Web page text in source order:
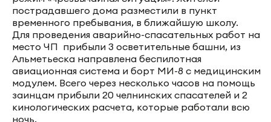
пострадавшего дома разместили в пункт
временного пребывания, в ближайшую школу.
Для проведения аварийно-спасательных работ на
место ЧП прибыли 3 осветительные башни, из
Альметьеска направлена беспилотная
авиационная система и борт МИ-8 с медицинским
модулем. Всего через несколько часов на помощь
заинцам прибыли 20 челнинских спасателей и 2
кинологических расчета, которые работали всю
ночь.